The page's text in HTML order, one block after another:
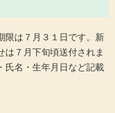
は７月３１日です。新
は７月下旬頃送付されま
氏名・生年月日など記載